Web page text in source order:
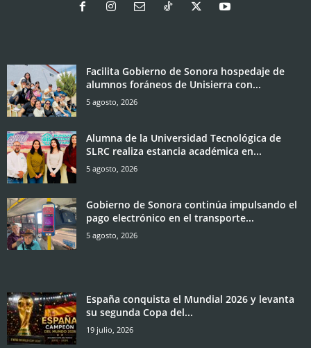
Facilita Gobierno de Sonora hospedaje de
alumnos foráneos de Unisierra con...
5 agosto, 2026
Alumna de la Universidad Tecnológica de
SLRC realiza estancia académica en...
5 agosto, 2026
Gobierno de Sonora continúa impulsando el
pago electrónico en el transporte...
5 agosto, 2026
España conquista el Mundial 2026 y levanta
su segunda Copa del...
19 julio, 2026